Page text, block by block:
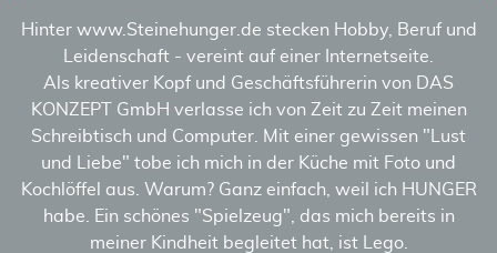
Hinter www.Steinehunger.de stecken Hobby, Beruf und
Leidenschaft - vereint auf einer Internetseite.
Als kreativer Kopf und Geschäftsführerin von DAS
KONZEPT GmbH verlasse ich von Zeit zu Zeit meinen
Schreibtisch und Computer. Mit einer gewissen "Lust
und Liebe" tobe ich mich in der Küche mit Foto und
Kochlöffel aus. Warum? Ganz einfach, weil ich HUNGER
habe. Ein schönes "Spielzeug", das mich bereits in
meiner Kindheit begleitet hat, ist Lego.